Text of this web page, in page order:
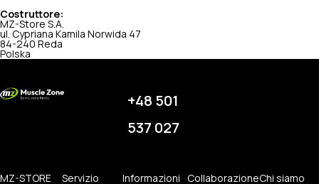
Costruttore:
MZ-Store S.A.
ul. Cypriana Kamila Norwida 47
84-240 Reda
Polska
+48 501
537 027
MZ-STORE
Servizio
Informazioni
CollaborazioneChi siamo